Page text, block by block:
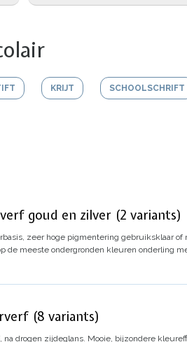
KRIJT SCHOOLSCHRIFT
goud en zilver (2 variants)
zeer hoge pigmentering gebruiksklaar of
de meeste ondergronden kleuren onderling
(8 variants)
drogen zijdeglans. Mooie, bijzondere